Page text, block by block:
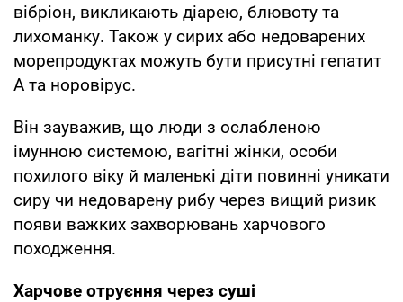
вібріон, викликають діарею, блювоту та
лихоманку. Також у сирих або недоварених
морепродуктах можуть бути присутні гепатит
А та норовірус.
Він зауважив, що люди з ослабленою
імунною системою, вагітні жінки, особи
похилого віку й маленькі діти повинні уникати
сиру чи недоварену рибу через вищий ризик
появи важких захворювань харчового
походження.
Харчове отруєння через суші